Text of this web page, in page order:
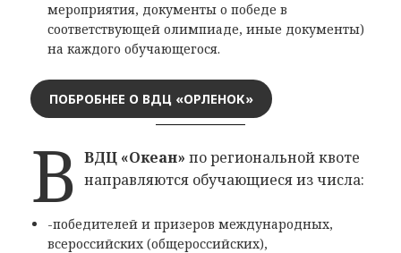
мероприятия, документы о победе в
соответствующей олимпиаде, иные документы)
на каждого обучающегося.
ПОБРОБНЕЕ О ВДЦ «ОРЛЕНОК»
В ВДЦ «Океан» по региональной квоте
направляются обучающиеся из числа:
-победителей и призеров международных,
всероссийских (общероссийских),